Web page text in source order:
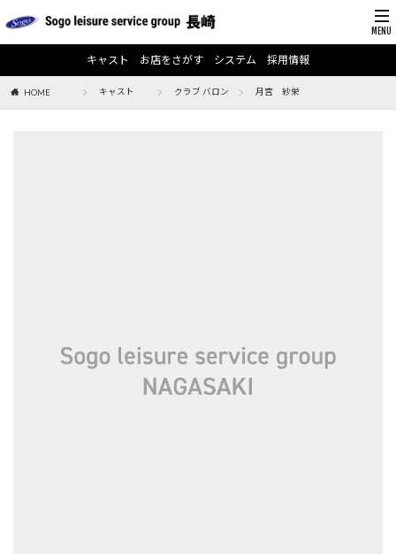
キャスト お店をさがす システム 採用情報
HOME キャスト クラブ バロン 月宮 紗栄